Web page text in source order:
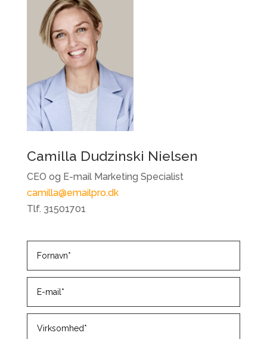
Camilla Dudzinski Nielsen
CEO og E-mail Marketing Specialist
camilla@emailpro.dk
Tlf. 31501701